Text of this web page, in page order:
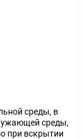
среды, в
среды,
при вскрытии